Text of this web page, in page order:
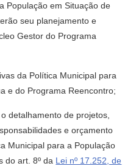
População em Situação de
seu planejamento e
Gestor do Programa
da Política Municipal para
e do Programa Reencontro;
detalhamento de projetos,
e orçamento
Municipal para a População
do art. 8º da Lei nº 17.252, de